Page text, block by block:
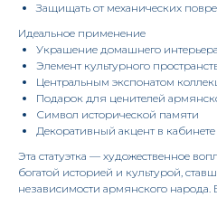
Защищать от механических
Идеальное применение
Украшение домашнего интерьера
Элемент культурного
Центральным экспонатом
Подарок для ценителей
Символ исторической памяти
Декоративный акцент в кабинете
Эта статуэтка — художественное
богатой историей и культурой,
независимости армянского народа.